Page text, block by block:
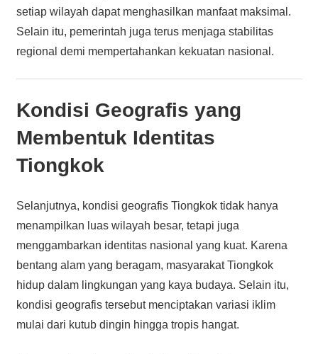
setiap wilayah dapat menghasilkan manfaat maksimal.
Selain itu, pemerintah juga terus menjaga stabilitas
regional demi mempertahankan kekuatan nasional.
Kondisi Geografis yang
Membentuk Identitas
Tiongkok
Selanjutnya, kondisi geografis Tiongkok tidak hanya
menampilkan luas wilayah besar, tetapi juga
menggambarkan identitas nasional yang kuat. Karena
bentang alam yang beragam, masyarakat Tiongkok
hidup dalam lingkungan yang kaya budaya. Selain itu,
kondisi geografis tersebut menciptakan variasi iklim
mulai dari kutub dingin hingga tropis hangat.